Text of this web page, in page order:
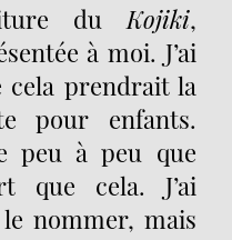
du Kojiki,
à moi. J’ai
cela prendrait la
pour enfants.
peu à peu que
que cela. J’ai
nommer, mais